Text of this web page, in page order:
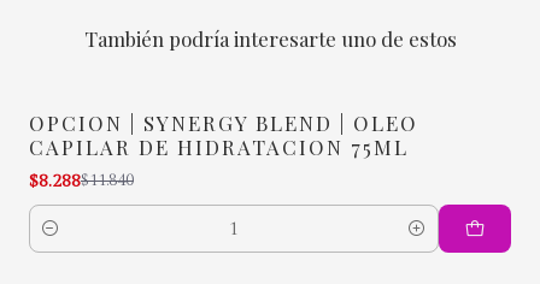
También podría interesarte uno de estos
-30% OFF
OPCION | SYNERGY BLEND | OLEO
CAPILAR DE HIDRATACION 75ML
$8.288$11.840
Cantidad